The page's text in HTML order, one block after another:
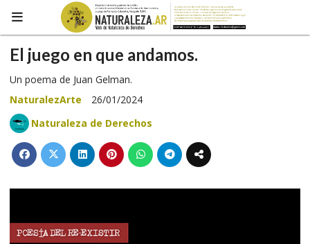
El juego en que andamos.
Un poema de Juan Gelman.
NaturalezArte
26/01/2024
Naturaleza de Derechos